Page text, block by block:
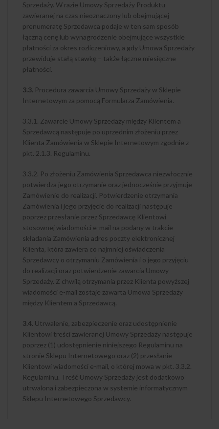
Sprzedaży. W razie Umowy Sprzedaży Produktu
zawieranej na czas nieoznaczony lub obejmującej
prenumeratę Sprzedawca podaje w ten sam sposób
łączną cenę lub wynagrodzenie obejmujące wszystkie
płatności za okres rozliczeniowy, a gdy Umowa Sprzedaży
przewiduje stałą stawkę – także łączne miesięczne
płatności.
3.3. Procedura zawarcia Umowy Sprzedaży w Sklepie
Internetowym za pomocą Formularza Zamówienia.
3.3.1. Zawarcie Umowy Sprzedaży między Klientem a
Sprzedawcą następuje po uprzednim złożeniu przez
Klienta Zamówienia w Sklepie Internetowym zgodnie z
pkt. 2.1.3. Regulaminu.
3.3.2. Po złożeniu Zamówienia Sprzedawca niezwłocznie
potwierdza jego otrzymanie oraz jednocześnie przyjmuje
Zamówienie do realizacji. Potwierdzenie otrzymania
Zamówienia i jego przyjęcie do realizacji następuje
poprzez przesłanie przez Sprzedawcę Klientowi
stosownej wiadomości e-mail na podany w trakcie
składania Zamówienia adres poczty elektronicznej
Klienta, która zawiera co najmniej oświadczenia
Sprzedawcy o otrzymaniu Zamówienia i o jego przyjęciu
do realizacji oraz potwierdzenie zawarcia Umowy
Sprzedaży. Z chwilą otrzymania przez Klienta powyższej
wiadomości e-mail zostaje zawarta Umowa Sprzedaży
między Klientem a Sprzedawcą.
3.4. Utrwalenie, zabezpieczenie oraz udostępnienie
Klientowi treści zawieranej Umowy Sprzedaży następuje
poprzez (1) udostępnienie niniejszego Regulaminu na
stronie Sklepu Internetowego oraz (2) przesłanie
Klientowi wiadomości e-mail, o której mowa w pkt. 3.3.2.
Regulaminu. Treść Umowy Sprzedaży jest dodatkowo
utrwalona i zabezpieczona w systemie informatycznym
Sklepu Internetowego Sprzedawcy.